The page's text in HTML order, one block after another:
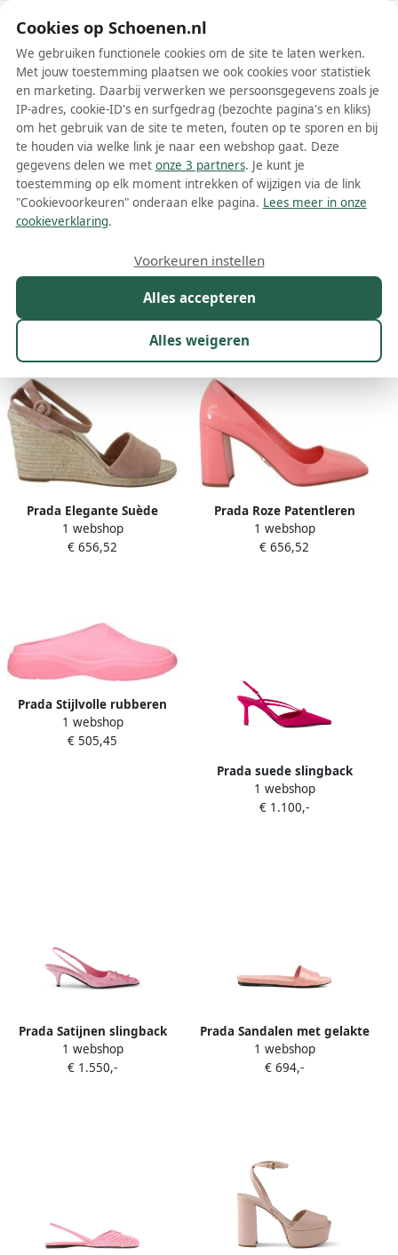
Schoenen.nl
Wis filters Alle filters
Roze Prada damesschoenen
Meer lezen
Kleur 1
24 resultaten:
Prada Elegante Suède
Sleehak Sandalen met
Enkelband Pink Dames
1 webshop
€ 656,52
Prada Roze Patentleren
Blokhakken Pumps Klassiek
Pink Dames
1 webshop
€ 656,52
Prada Stijlvolle rubberen
sandalen voor dames Roze
Dames
1 webshop
€ 505,45
Prada suede slingback
pumps Roze
1 webshop
€ 1.100,-
Prada Satijnen slingback
pumps met borduurwerk
Roze
1 webshop
€ 1.550,-
Prada Sandalen met gelakte
afwerking Roze
1 webshop
€ 694,-
Cookies op Schoenen.nl
We gebruiken functionele cookies om de site te laten werken.
Met jouw toestemming plaatsen we ook cookies voor statistiek
en marketing. Daarbij verwerken we persoonsgegevens zoals je
IP-adres, cookie-ID's en surfgedrag (bezochte pagina's en kliks)
om het gebruik van de site te meten, fouten op te sporen en bij
te houden via welke link je naar een webshop gaat. Deze
gegevens delen we met onze 3 partners. Je kunt je
toestemming op elk moment intrekken of wijzigen via de link
"Cookievoorkeuren" onderaan elke pagina. Lees meer in onze
cookieverklaring.
Alles accepteren
Alles weigeren
Voorkeuren instellen